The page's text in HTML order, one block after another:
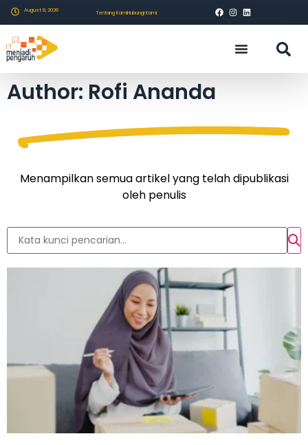
August 8, 2026 Tentang KamiHubungi Kami
Author: Rofi Ananda
Menampilkan semua artikel yang telah dipublikasi
oleh penulis